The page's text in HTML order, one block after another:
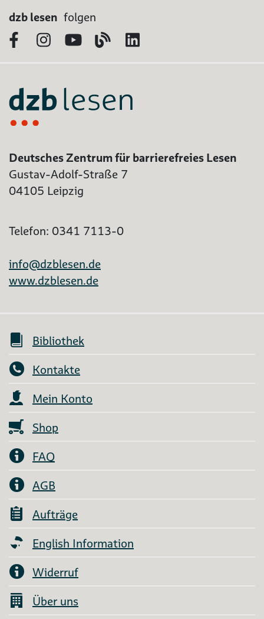
dzb lesen folgen
FacebookInstagram
YouTubeBlog
Deutsches Zentrum für barrierefreies Lesen
Gustav-Adolf-Straße 7
04105 Leipzig
Telefon: 0341 7113-0
info@dzblesen.de
www.dzblesen.de
Bibliothek
Kontakte
Mein Konto
Shop
FAQ
AGB
Aufträge
English Information
Widerruf
Über uns